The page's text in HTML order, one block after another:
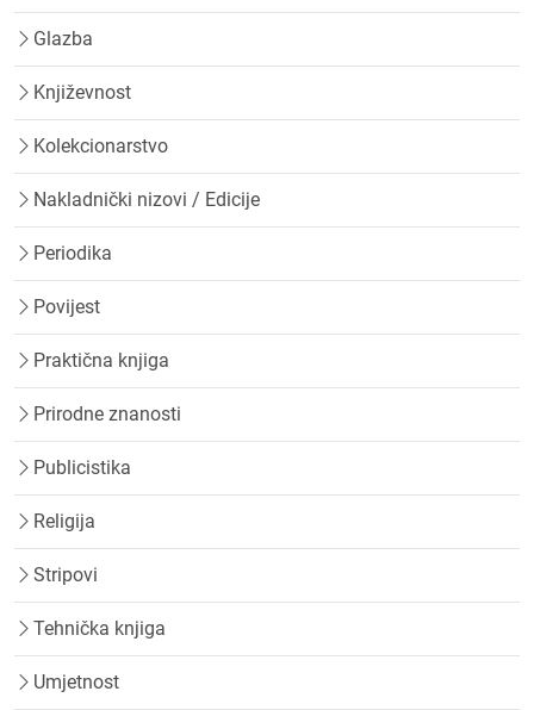
Glazba
Književnost
Kolekcionarstvo
Nakladnički nizovi / Edicije
Periodika
Povijest
Praktična knjiga
Prirodne znanosti
Publicistika
Religija
Stripovi
Tehnička knjiga
Umjetnost